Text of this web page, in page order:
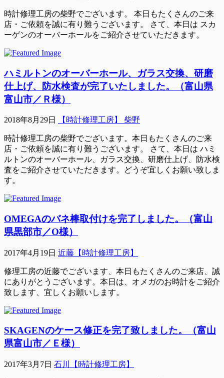
時計修理工房の柴野でございます。 本日もたくさんのご来
店・ご依頼を誠に有り難うございます。 さて、本日は スカ
ーゲンのオーバーホールをご紹介させていただきます。
ハミルトンのオーバーホール、ガラス交換、研磨
仕上げ、防水検査が完了いたしました。（富山県
富山市／Ｒ様）
2018年8月29日 【時計修理工房】 柴野
時計修理工房の柴野でございます。本日もたくさんのご来
店・ご依頼を誠に有り難うございます。 さて、本日は ハミ
ルトンのオーバーホール、ガラス交換、研磨仕上げ、防水検
査をご紹介させていただきます。どうぞ宜しくお願い致しま
す。
OMEGAのバネ棒取付けを完了しました。（富山
県黒部市／O様）
2017年4月19日 近藤【時計修理工房】
修理工房の近藤でございます、本日もたくさんのご来店、誠
にありがとうございます。本日は、オメガのお時計をご紹介
致します、宜しくお願いします。
SKAGENのケース修正を完了致しました。（富山
県富山市／Ｅ様）
2017年3月7日 石川【時計修理工房】